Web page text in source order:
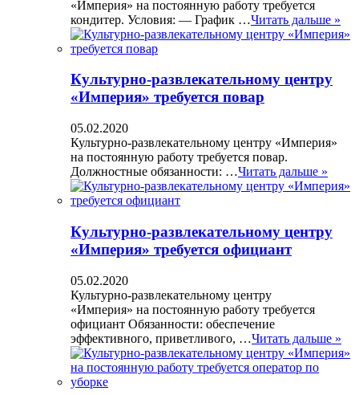
«Империя» на постоянную работу требуется
кондитер. Условия: — График …Читать дальше »
Культурно-развлекательному центру
«Империя» требуется повар
05.02.2020
Культурно-развлекательному центру «Империя»
на постоянную работу требуется повар.
Должностные обязанности: …Читать дальше »
Культурно-развлекательному центру
«Империя» требуется официант
05.02.2020
Культурно-развлекательному центру
«Империя» на постоянную работу требуется
официант Обязанности: обеспечение
эффективного, приветливого, …Читать дальше »